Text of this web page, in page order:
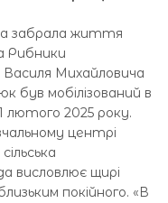
забрала життя
Рибники
Василя Михайловича
був мобілізований в
лютого 2025 року.
центрі
висловлює щирі
покійного. «В